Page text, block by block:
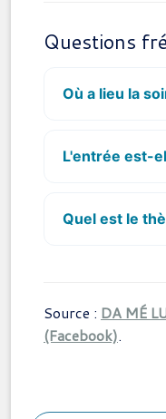
Questions
Où a lieu la
L'entrée est-
Quel est le
Source : DA MÉ
(Facebook).